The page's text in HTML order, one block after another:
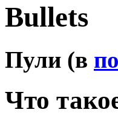
Bullets
Пули (в
Что